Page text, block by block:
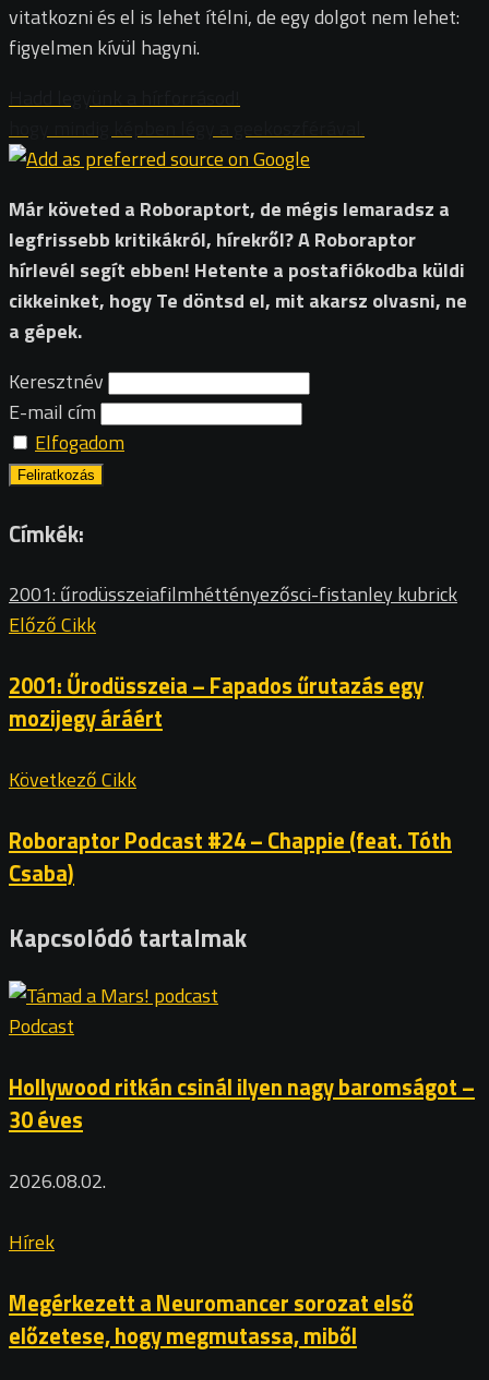
vitatkozni és el is lehet ítélni, de egy dolgot nem lehet:
figyelmen kívül hagyni.
Már követed a Roboraptort, de mégis lemaradsz a
legfrissebb kritikákról, hírekről? A Roboraptor
hírlevél segít ebben! Hetente a postafiókodba küldi
cikkeinket, hogy Te döntsd el, mit akarsz olvasni, ne
a gépek.
Keresztnév
E-mail cím
Elfogadom
Címkék:
2001: űrodüsszeiafilmhéttényezősci-fistanley kubrick
Előző Cikk
2001: Űrodüsszeia – Fapados űrutazás egy
mozijegy áráért
Következő Cikk
Roboraptor Podcast #24 – Chappie (feat. Tóth
Csaba)
Kapcsolódó tartalmak
Podcast
Hollywood ritkán csinál ilyen nagy baromságot –
30 éves
2026.08.02.
Hírek
Megérkezett a Neuromancer sorozat első
előzetese, hogy megmutassa, miből